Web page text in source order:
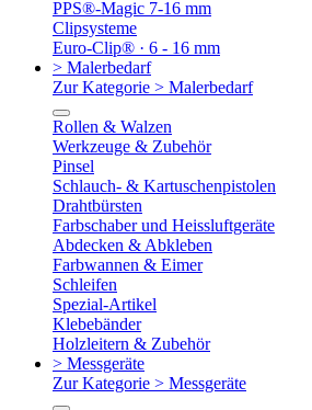
PPS®-Magic 7-16 mm
Clipsysteme
Euro-Clip® · 6 - 16 mm
> Malerbedarf
Zur Kategorie > Malerbedarf
Rollen & Walzen
Werkzeuge & Zubehör
Pinsel
Schlauch- & Kartuschenpistolen
Drahtbürsten
Farbschaber und Heissluftgeräte
Abdecken & Abkleben
Farbwannen & Eimer
Schleifen
Spezial-Artikel
Klebebänder
Holzleitern & Zubehör
> Messgeräte
Zur Kategorie > Messgeräte